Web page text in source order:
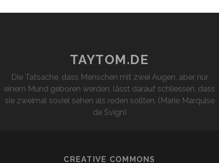
TAYTOM.DE
Die Tatsache, dass Menschen mit zwei Augen, aber nur
einem Mund geboren werden, lässt darauf schliessen, dass
sie zweimal soviel sehen als reden sollten. (Marie Marquise
de Svign)
CREATIVE COMMONS